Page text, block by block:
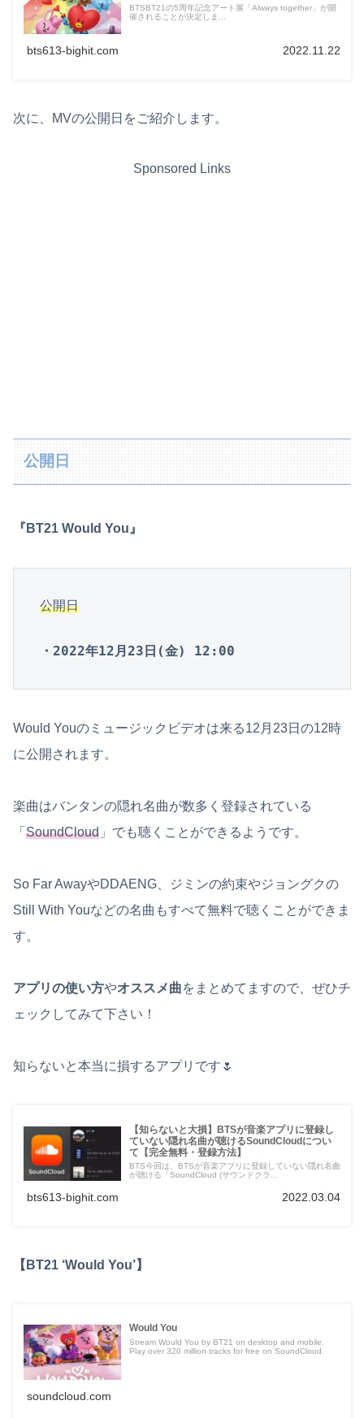
BTSBT21の5周年記念アート展「Always together」が開
催されることが決定しま...
bts613-bighit.com 2022.11.22
次に、MVの公開日をご紹介します。
Sponsored Links
公開日
『BT21 Would You』
公開日
・2022年12月23日(金) 12:00
Would Youのミュージックビデオは来る12月23日の12時
に公開されます。
楽曲はバンタンの隠れ名曲が数多く登録されている
「 SoundCloud 」でも聴くことができるようです。
So Far AwayやDDAENG、ジミンの約束やジョングクの
Still With Youなどの名曲もすべて無料で聴くことができま
す。
アプリの使い方やオススメ曲をまとめてますので、ぜひチ
ェックしてみて下さい！
知らないと本当に損するアプリです🌷
【知らないと大損】BTSが音楽アプリに登録し
ていない隠れ名曲が聴けるSoundCloudについ
て【完全無料・登録方法】
BTS今回は、BTSが音楽アプリに登録していない隠れ名曲
が聴ける「SoundCloud (サウンドクラ...
bts613-bighit.com 2022.03.04
【BT21 ‘Would You’】
Would You
Stream Would You by BT21 on desktop and mobile.
Play over 320 million tracks for free on SoundCloud.
soundcloud.com